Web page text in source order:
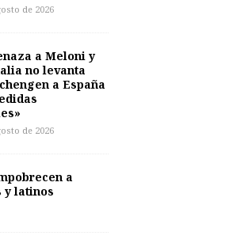
de 2026
a Meloni y
no levanta
a España
de 2026
a
y latinos